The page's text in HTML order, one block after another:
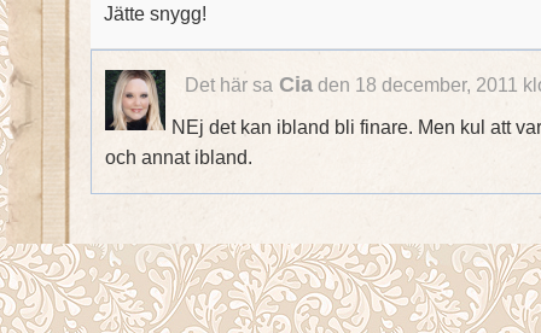
Jätte snygg!
Det här saCiaden 18 december, 2011
NEj det kan ibland bli finare. Men kul att
och annat ibland.